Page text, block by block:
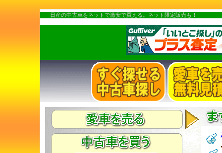
日産の中古車をネットで激安で買える。ネット限定販売も！